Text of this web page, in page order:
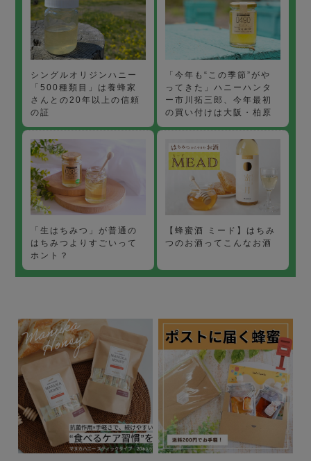
シングルオリジンハニー
「500種類目」は養蜂家
さんとの20年以上の信頼
の証
「今年も“この季節”がや
ってきた」ハニーハンタ
ー市川拓三郎、今年最初
の買い付けは大阪・柏原
「生はちみつ」が普通の
はちみつよりすごいって
ホント？
【蜂蜜酒 ミード】はちみ
つのお酒ってこんなお酒